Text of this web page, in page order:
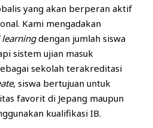
yang akan berperan aktif
Kami mengadakan
dengan jumlah siswa
sistem ujian masuk
sekolah terakreditasi
, siswa bertujuan untuk
favorit di Jepang maupun
kualifikasi IB.